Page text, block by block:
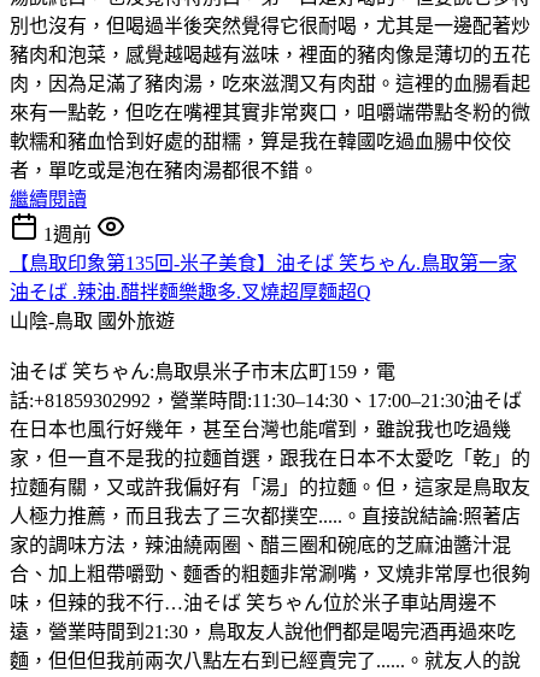
別也沒有，但喝過半後突然覺得它很耐喝，尤其是一邊配著炒
豬肉和泡菜，感覺越喝越有滋味，裡面的豬肉像是薄切的五花
肉，因為足滿了豬肉湯，吃來滋潤又有肉甜。這裡的血腸看起
來有一點乾，但吃在嘴裡其實非常爽口，咀嚼端帶點冬粉的微
軟糯和豬血恰到好處的甜糯，算是我在韓國吃過血腸中佼佼
者，單吃或是泡在豬肉湯都很不錯。
繼續閱讀
1週前
【鳥取印象第135回-米子美食】油そば 笑ちゃん.鳥取第一家
油そば .辣油.醋拌麵樂趣多.叉燒超厚麵超Q
山陰-鳥取 國外旅遊
油そば 笑ちゃん:鳥取県米子市末広町159，電
話:+81859302992，營業時間:11:30–14:30、17:00–21:30油そば
在日本也風行好幾年，甚至台灣也能嚐到，雖說我也吃過幾
家，但一直不是我的拉麵首選，跟我在日本不太愛吃「乾」的
拉麵有關，又或許我偏好有「湯」的拉麵。但，這家是鳥取友
人極力推薦，而且我去了三次都撲空.....。直接說結論:照著店
家的調味方法，辣油繞兩圈、醋三圈和碗底的芝麻油醬汁混
合、加上粗帶嚼勁、麵香的粗麵非常涮嘴，叉燒非常厚也很夠
味，但辣的我不行…油そば 笑ちゃん位於米子車站周邊不
遠，營業時間到21:30，鳥取友人說他們都是喝完酒再過來吃
麵，但但但我前兩次八點左右到已經賣完了......。就友人的說